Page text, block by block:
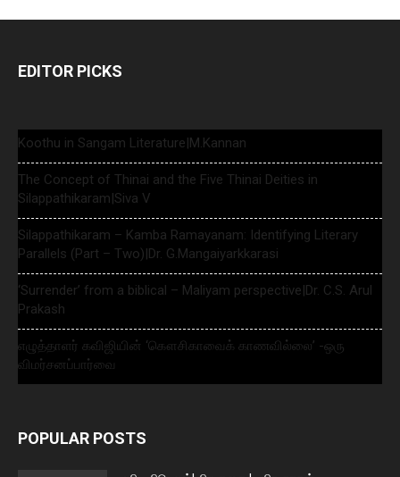
EDITOR PICKS
Koothu in Sangam Literature|M.Kannan
The Concept of Thinai and the Five Thinai Deities in
Silappathikaram|Siva V
Silappathikaram – Kamba Ramayanam: Identifying Literary
Parallels (Part – Two)|Dr. G.Mangaiyarkkarasi
‘Surrender’ from a biblical – Maliyam perspective|Dr. C.S. Arul
Prakash
எழுத்தாளர் கவிஜியின் ‘கௌசிகாவைக் காணவில்லை’ -ஒரு
விமர்சனப்பார்வை
POPULAR POSTS